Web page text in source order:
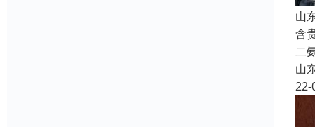
山
含
二
山
22-